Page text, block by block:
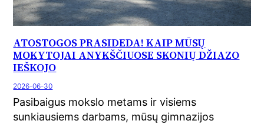
ATOSTOGOS PRASIDEDA! KAIP MŪSŲ
MOKYTOJAI ANYKŠČIUOSE SKONIŲ DŽIAZO
IEŠKOJO
2026-06-30
Pasibaigus mokslo metams ir visiems
sunkiausiems darbams, mūsų gimnazijos